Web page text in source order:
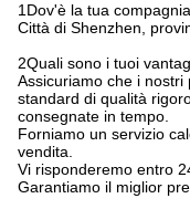
1Dov'è la tua
Città di Shenzhen,
2Quali sono i tuoi
Assicuriamo che i
standard di qualità
consegnate in tempo.
Forniamo un servizio
vendita.
Vi risponderemo entro
Garantiamo il miglior